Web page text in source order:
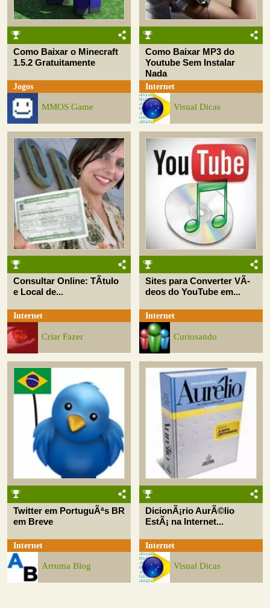
Como Baixar o Minecraft
1.5.2 Gratuitamente
Jogos
MMOS Game
Como Baixar MP3 do
Youtube Sem Instalar
Nada
Internet
Visual Dicas
Consultar Online: TÃ­tulo
e Local de...
Internet
Criar Fazer
Sites para Converter VÃ­
deos do YouTube em...
Internet
Curiosando
Twitter em PortuguÃªs BR
em Breve
Internet
Arruma Blog
DicionÃ¡rio AurÃ©lio
EstÃ¡ na Internet...
Internet
Visual Dicas